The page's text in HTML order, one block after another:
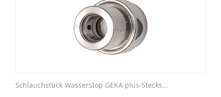
Schlauchstück Wasserstop GEKA plus-Stecks...